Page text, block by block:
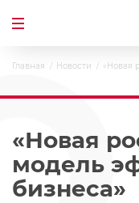
Главная Новости «Новая
«Новая
модель
бизнеса»